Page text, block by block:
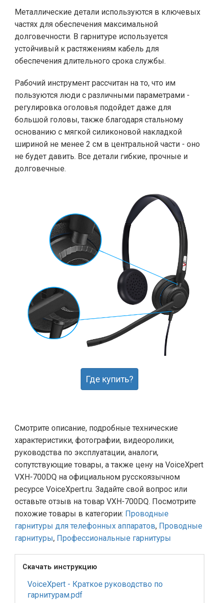
Металлические детали используются в ключевых
частях для обеспечения максимальной
долговечности. В гарнитуре используется
устойчивый к растяжениям кабель для
обеспечения длительного срока службы.
Рабочий инструмент рассчитан на то, что им
пользуются люди с различными параметрами -
регулировка оголовья подойдет даже для
большой головы, также благодаря cтальному
основанию с мягкой силиконовой накладкой
шириной не менее 2 см в центральной части - оно
не будет давить. Все детали гибкие, прочные и
долговечные.
Где купить?
Смотрите описание, подробные технические
характеристики, фотографии, видеоролики,
руководства по эксплуатации, аналоги,
сопутствующие товары, а также цену на VoiceXpert
VXH-700DQ на официальном русскоязычном
ресурсе VoiceXpert.ru. Задайте свой вопрос или
оставьте отзыв на товар VXH-700DQ. Посмотрите
похожие товары в категории: Проводные
гарнитуры для телефонных аппаратов, Проводные
гарнитуры, Профессиональные гарнитуры
Скачать инструкцию
VoiceXpert - Краткое руководство по
гарнитурам.pdf